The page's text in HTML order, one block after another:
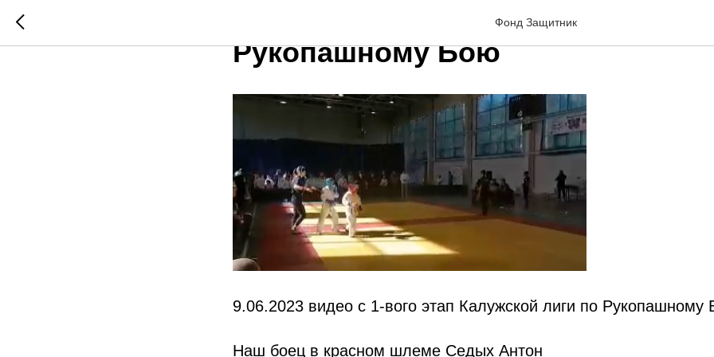
Фонд Защитник
Видео с 1-вого этап Калужской
Рукопашному Бою
9.06.2023 видео с 1-вого этап Калужской лиги по Рукопашному
Наш боец в красном шлеме Седых Антон